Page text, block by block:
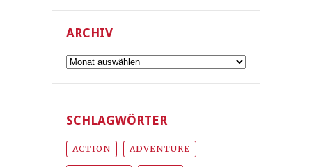
ARCHIV
Archiv
SCHLAGWÖRTER
ACTION ADVENTURE